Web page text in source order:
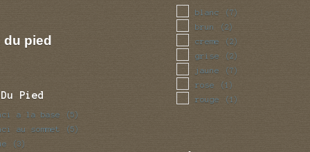
du pied
Pied
a la base (5)
au sommet (5)
(3)
blanc (7)
brun (2)
creme (2)
grise (2)
jaune (7)
rose (1)
rouge (1)